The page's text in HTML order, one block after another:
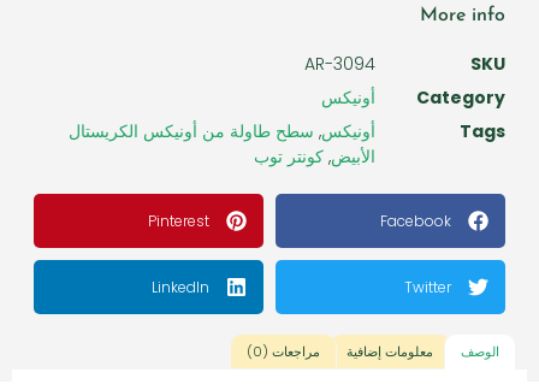
More info
SKU
AR-3094
Category
أونيكس
Tags
أونيكس, سطح طاولة من أونيكس الكريستال
الأبيض, كونتر توب
Facebook
Pinterest
Twitter
LinkedIn
الوصف معلومات إضافية مراجعات (0)